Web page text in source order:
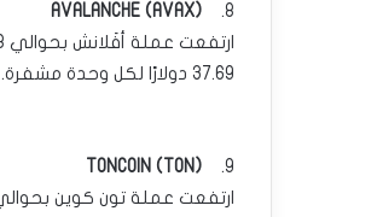
8.
AVALANCHE (AVAX)
37.69 دولارًا لكل وحدة مشفرة.
9.
TONCOIN (TON)